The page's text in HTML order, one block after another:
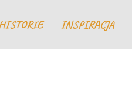
INSPIRACJA